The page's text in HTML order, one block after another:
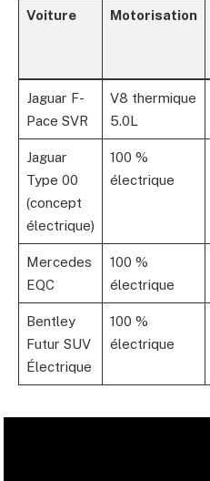
Voiture Motorisation
Jaguar F-
Pace SVR
V8 thermique
5.0L
Jaguar
Type 00
(concept
électrique)
100 %
électrique
Mercedes
EQC
100 %
électrique
Bentley
Futur SUV
Électrique
100 %
électrique